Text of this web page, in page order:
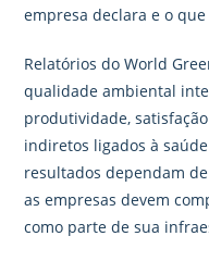
empresa declara e o
Relatórios do World
qualidade ambiental
produtividade,
indiretos ligados à
resultados dependam
as empresas devem
como parte de sua